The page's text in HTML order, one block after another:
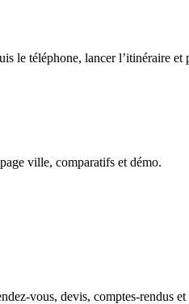
téléphone, lancer l’itinéraire
ville, comparatifs et démo.
vous, devis, comptes-rendus